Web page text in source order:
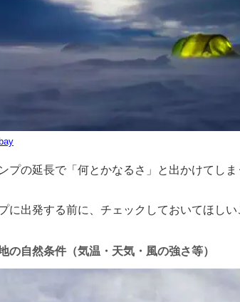
プの延長で「何とかなるさ」と出かけてしま
に出発する前に、チェックしておいてほしい
の自然条件（気温・天気・風の強さ等）